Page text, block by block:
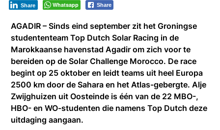
Whatsapp Share
Share
AGADIR – Sinds eind september zit het Groningse
studententeam Top Dutch Solar Racing in de
Marokkaanse havenstad Agadir om zich voor te
bereiden op de Solar Challenge Morocco. De race
begint op 25 oktober en leidt teams uit heel Europa
2500 km door de Sahara en het Atlas-gebergte. Alje
Zwijghuizen uit Oosteinde is één van de 22 MBO-,
HBO- en WO-studenten die namens Top Dutch deze
uitdaging aangaan.